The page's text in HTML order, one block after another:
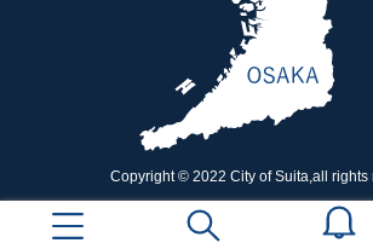
Copyright © 2022 City of Suita,all rights